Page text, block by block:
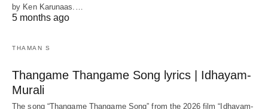
by Ken Karunaas.…
5 months ago
THAMAN S
Thangame Thangame Song lyrics | Idhayam-
Murali
The song “Thangame Thangame Song” from the 2026 film “Idhayam-